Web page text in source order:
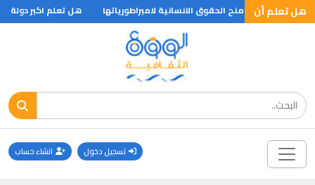
هل تعلم أنفي منح الحقوق الانسانية لامبراطورياتها هل تعلم اكبر دولة
تسجيل دخول انشاء حساب